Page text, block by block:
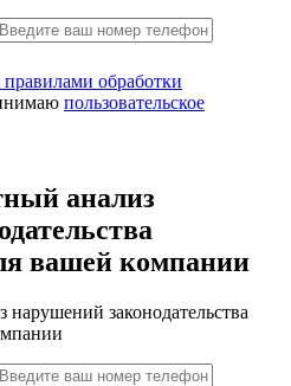
правилами обработки
пользовательское
анализ
вашей компании
нарушений законодательства